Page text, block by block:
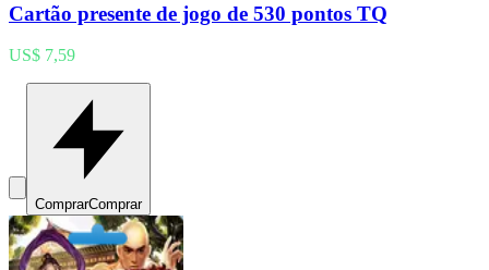
Cartão presente de jogo de 530 pontos TQ
US$ 7,59
ComprarComprar